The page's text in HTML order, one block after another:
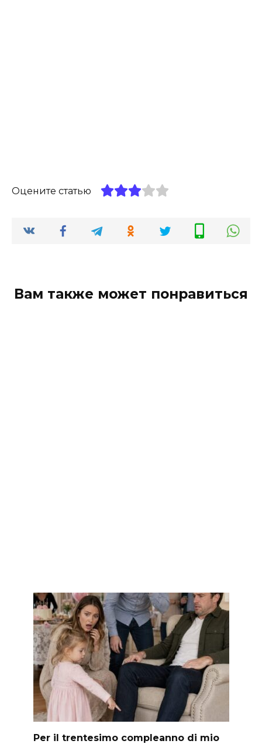
Оцените статью
Вам также может понравиться
Per il trentesimo compleanno di mio